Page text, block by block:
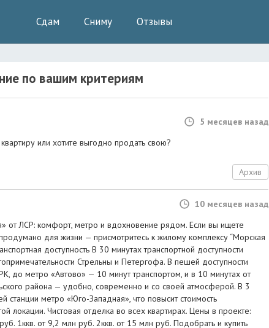
Сдам Сниму Отзывы
по вашим критериям
5 месяцев назад
или хотите выгодно продать свою?
Архив
10 месяцев назад
от ЛСР: комфорт, метро и вдохновение рядом. Если вы ищете
для жизни — присмотритесь к жилому комплексу “Морская
доступность В 30 минутах транспортной доступности
Стрельны и Петергофа. В пешей доступности
до метро «Автово» — 10 минут транспортом, и в 10 минутах от
района — удобно, современно и со своей атмосферой. В 3
станции метро «Юго-Западная», что повысит стоимость
локации. Чистовая отделка во всех квартирах. Цены в проекте:
1ккв. от 9,2 млн руб. 2ккв. от 15 млн руб. Подобрать и купить